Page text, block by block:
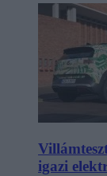
igazi